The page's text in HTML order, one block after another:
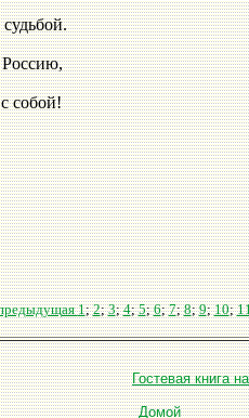
1;2;3;4;5;6;7;8;9;10;
Гостевая книга
Домой